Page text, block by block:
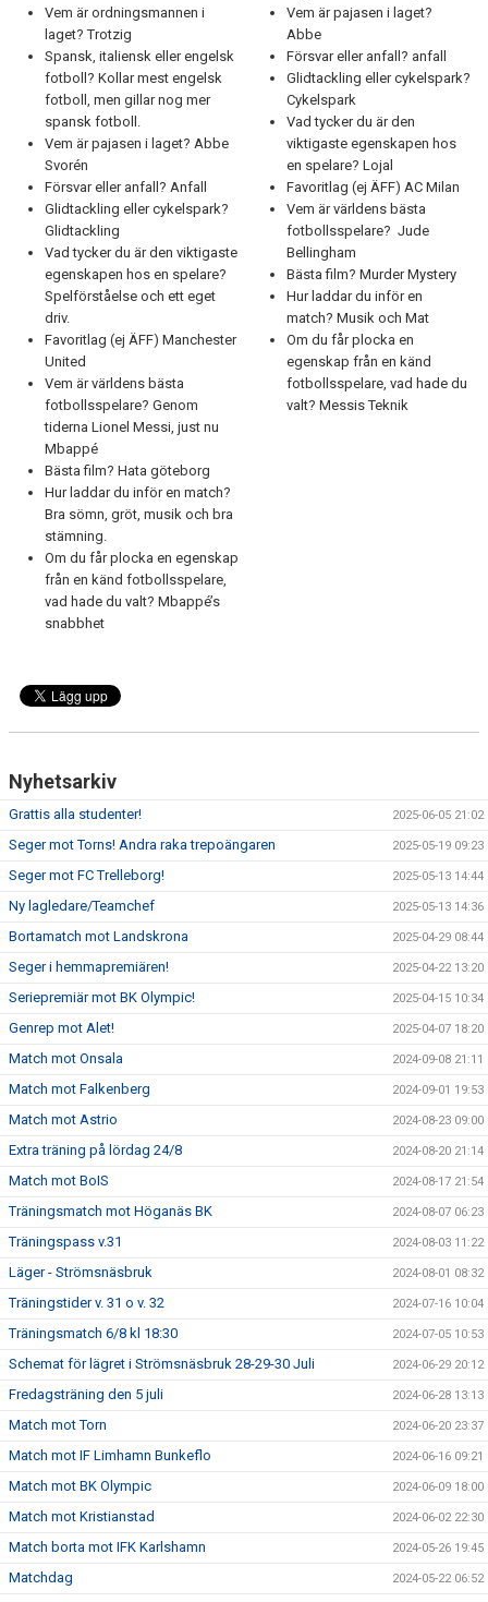
Vem är ordningsmannen i
laget? Trotzig
Spansk, italiensk eller engelsk
fotboll? Kollar mest engelsk
fotboll, men gillar nog mer
spansk fotboll.
Vem är pajasen i laget? Abbe
Svorén
Försvar eller anfall? Anfall
Glidtackling eller cykelspark?
Glidtackling
Vad tycker du är den viktigaste
egenskapen hos en spelare?
Spelförståelse och ett eget
driv.
Favoritlag (ej ÄFF) Manchester
United
Vem är världens bästa
fotbollsspelare? Genom
tiderna Lionel Messi, just nu
Mbappé
Bästa film? Hata göteborg
Hur laddar du inför en match?
Bra sömn, gröt, musik och bra
stämning.
Om du får plocka en egenskap
från en känd fotbollsspelare,
vad hade du valt? Mbappé’s
snabbhet
Vem är pajasen i laget?
Abbe
Försvar eller anfall? anfall
Glidtackling eller cykelspark?
Cykelspark
Vad tycker du är den
viktigaste egenskapen hos
en spelare? Lojal
Favoritlag (ej ÄFF) AC Milan
Vem är världens bästa
fotbollsspelare? Jude
Bellingham
Bästa film? Murder Mystery
Hur laddar du inför en
match? Musik och Mat
Om du får plocka en
egenskap från en känd
fotbollsspelare, vad hade du
valt? Messis Teknik
Nyhetsarkiv
Grattis alla studenter! 2025-06-05 21:02
Seger mot Torns! Andra raka trepoängaren 2025-05-19 09:23
Seger mot FC Trelleborg! 2025-05-13 14:44
Ny lagledare/Teamchef 2025-05-13 14:36
Bortamatch mot Landskrona 2025-04-29 08:44
Seger i hemmapremiären! 2025-04-22 13:20
Seriepremiär mot BK Olympic! 2025-04-15 10:34
Genrep mot Alet! 2025-04-07 18:20
Match mot Onsala 2024-09-08 21:11
Match mot Falkenberg 2024-09-01 19:53
Match mot Astrio 2024-08-23 09:00
Extra träning på lördag 24/8 2024-08-20 21:14
Match mot BoIS 2024-08-17 21:54
Träningsmatch mot Höganäs BK 2024-08-07 06:23
Träningspass v.31 2024-08-03 11:22
Läger - Strömsnäsbruk 2024-08-01 08:32
Träningstider v. 31 o v. 32 2024-07-16 10:04
Träningsmatch 6/8 kl 18:30 2024-07-05 10:53
Schemat för lägret i Strömsnäsbruk 28-29-30 Juli 2024-06-29 20:12
Fredagsträning den 5 juli 2024-06-28 13:13
Match mot Torn 2024-06-20 23:37
Match mot IF Limhamn Bunkeflo 2024-06-16 09:21
Match mot BK Olympic 2024-06-09 18:00
Match mot Kristianstad 2024-06-02 22:30
Match borta mot IFK Karlshamn 2024-05-26 19:45
Matchdag 2024-05-22 06:52